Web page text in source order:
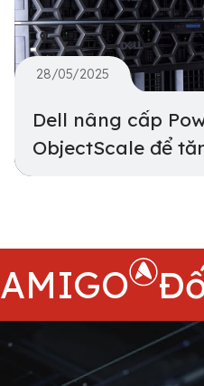
28/05/2025
Dell nâng cấp
ObjectScale để
AMIGO